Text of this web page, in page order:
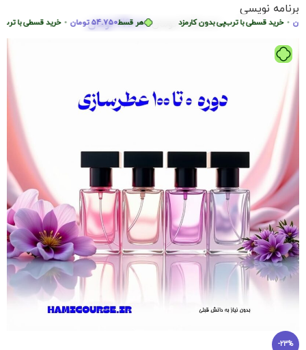
هر قسط54.750تومان • خرید قسطی با ترب‌پی خرید قسطی با ترب‌پی بدون کارمزد
برنامه نویسی
2.290.000 تومان 219.000 تومان
-23%